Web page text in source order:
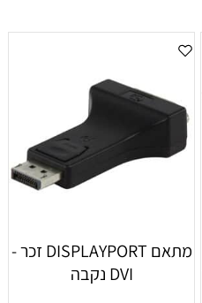
מתאם DISPLAYPORT זכר -
DVI נקבה